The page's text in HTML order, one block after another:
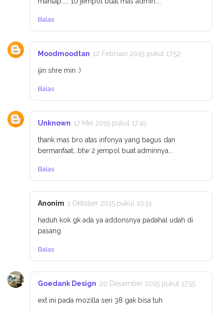
Balas
Moodmoodtan 12 Februari 2015 pukul 17.52
ijin shre min :)
Balas
Unknown 17 Mei 2015 pukul 17.45
thank mas bro atas infonya yang bagus dan
bermanfaat,..btw 2 jempol buat adminnya...
Balas
Anonim 1 Oktober 2015 pukul 10.51
haduh kok gk ada ya addonsnya padahal udah di
pasang
Balas
Goedank Design 20 Desember 2015 pukul 17.55
ext ini pada mozilla seri 38 gak bisa tuh